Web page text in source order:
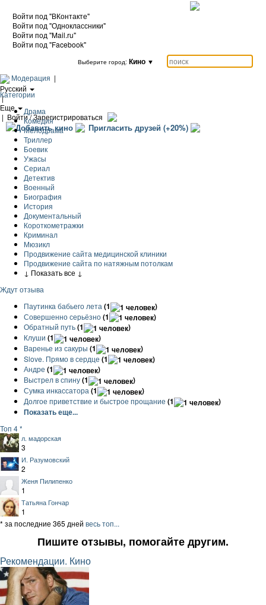
Войти под "ВКонтакте"
Войти под "Одноклассники"
Войти под "Mail.ru"
Войти под "Facebook"
Выберите город: Кино ▼
Модерация |
Русский
|
Еще
| Войти / Зарегистрироваться
Добавить кино Пригласить друзей (+20%)
Категории
Драма
Комедия
Мелодрама
Триллер
Боевик
Ужасы
Сериал
Детектив
Военный
Биография
История
Документальный
Короткометражки
Криминал
Мюзикл
Продвижение сайта медицинской клиники
Продвижение сайта по натяжным потолкам
↓ Показать все ↓
Ждут отзыва
Паутинка бабьего лета (1 )
Совершенно серьёзно(1 )
Обратный путь(1 )
Клуши (1 )
Варенье из сакуры (1 )
Slove. Прямо в сердце (1 )
Андре (1 )
Выстрел в спину(1 )
Сумка инкассатора (1 )
Долгое приветствие и быстрое прощание (1
)
Показать еще...
Топ 4 *
л. мадорская
3
И. Разумовский
2
Женя Пилипенко
1
Татьяна Гончар
1
* за последние 365 дней весь топ...
Пишите отзывы, помогайте другим.
Рекомендации. Кино